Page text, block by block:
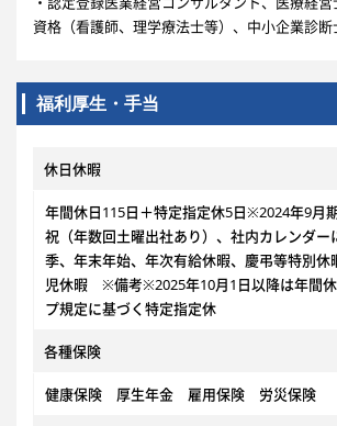
資格（看護師、理学療法士等）、中小企業診断
福利厚生・手当
休日休暇
年間休日115日＋特定指定休5日※2024年9月
祝（年数回土曜出社あり）、社内カレンダー
季、年末年始、年次有給休暇、慶弔等特別休
児休暇 ※備考※2025年10月1日以降は年間休
プ規定に基づく特定指定休
各種保険
健康保険 厚生年金 雇用保険 労災保険